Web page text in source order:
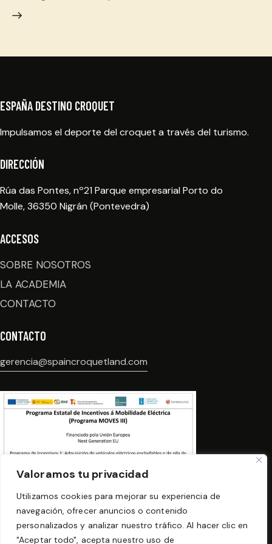
Valoramos tu privacidad
Utilizamos cookies para mejorar su experiencia de
navegación, ofrecer anuncios o contenido
personalizados y analizar nuestro tráfico. Al hacer clic en
"Aceptar todo", acepta nuestro uso de
ESPAÑA DESTINO CROQUET
Impulsamos el deporte del croquet a través del turismo.
DIRECCIÓN
Rúa das Pontes, nº21 Parque empresarial Porto do
Molle, 36350 Nigrán (Pontevedra)
ACCESOS
SOBRE NOSOTROS
LA ACADEMIA
CONTACTO
CONTACTO
gerencia@spaincroquetland.com